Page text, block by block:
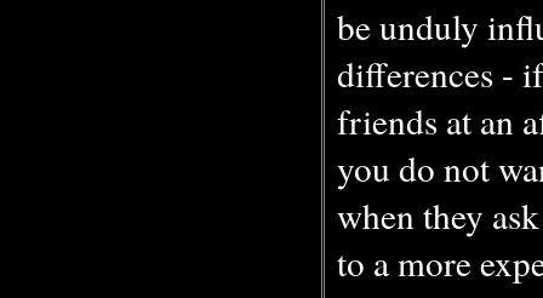
be unduly
differences -
friends at an
you do not
when they
to a more